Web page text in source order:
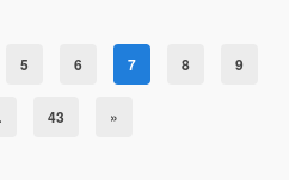
5 6 7 8 9
43 »